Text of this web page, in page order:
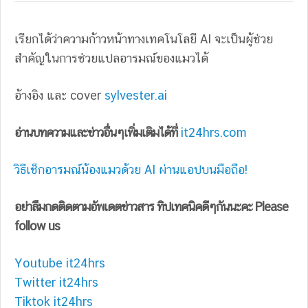
เรียกได้ว่าความก้าวหน้าทางเทคโนโลยี AI จะเป็นผู้ช่วย
สำคัญในการช่วยแปลอารมณ์ของแมวได้
อ้างอิง และ cover sylvester.ai
อ่านบทความและข่าวอื่นๆเพิ่มเติมได้ที่ it24hrs.com
วิธีเช็กอารมณ์น้องแมวด้วย AI ผ่านแอปบนมือถือ!
อย่าลืมกดติดตามอัพเดตข่าวสาร ทิปเทคนิคดีๆกันนะคะ Please
follow us
Youtube it24hrs
Twitter it24hrs
Tiktok it24hrs